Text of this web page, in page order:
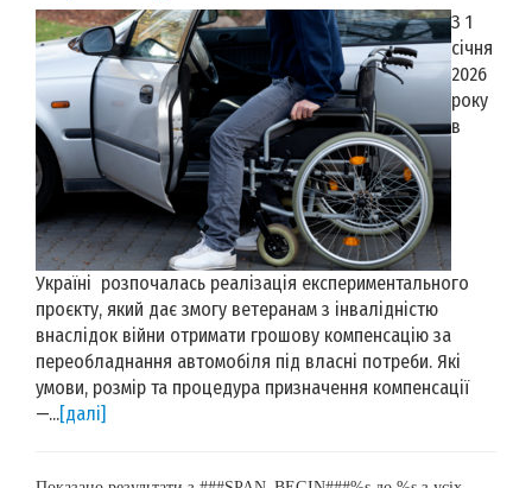
З 1
січня
2026
року
в
Україні розпочалась реалізація експериментального
проєкту, який дає змогу ветеранам з інвалідністю
внаслідок війни отримати грошову компенсацію за
переобладнання автомобіля під власні потреби. Які
умови, розмір та процедура призначення компенсації
—...[далі]